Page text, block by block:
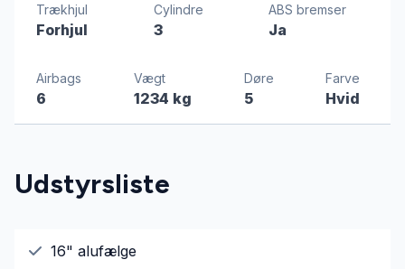
Trækhjul
Forhjul
Cylindre
3
ABS bremser
Ja
Airbags
6
Vægt
1234 kg
Døre
5
Farve
Hvid
Udstyrsliste
16" alufælge